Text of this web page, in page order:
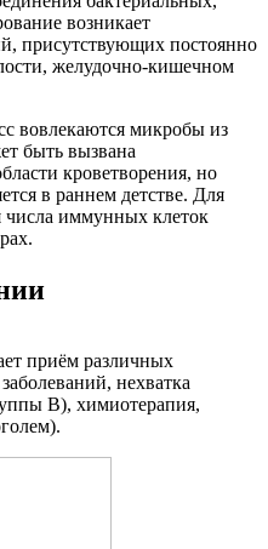
возникает
присутствующих постоянно
желудочно-кишечном
вовлекаются микробы из
быть вызвана
кроветворения, но
в раннем детстве. Для
иммунных клеток
приём различных
нехватка
В), химиотерапия,